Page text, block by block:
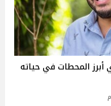
أبرز المحطات في حياته